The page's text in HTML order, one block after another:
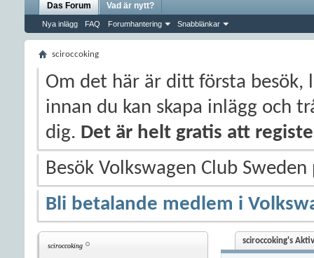
Das Forum
Nya inlägg FAQ Forumhantering Snabblänkar
Vad är nytt?
sciroccoking
Om det här är ditt första besök,
innan du kan skapa inlägg och
dig. Det är helt gratis att
Besök Volkswagen Club
Bli betalande medlem i
sciroccoking
sciroccoking's